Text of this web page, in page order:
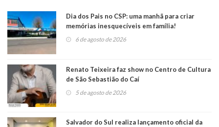
Dia dos Pais no CSP: uma manhã para criar
memórias inesquecíveis em família!
6 de agosto de 2026
Renato Teixeira faz show no Centro de Cultura
de São Sebastião do Caí
5 de agosto de 2026
Salvador do Sul realiza lançamento oficial da